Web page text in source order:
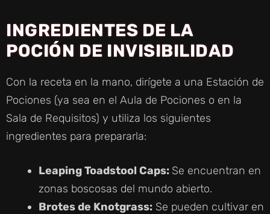
INGREDIENTES DE LA
POCIÓN DE INVISIBILIDAD
Con la receta en la mano, dirígete a una Estación de
Pociones (ya sea en el Aula de Pociones o en la
Sala de Requisitos) y utiliza los siguientes
ingredientes para prepararla:
Leaping Toadstool Caps: Se encuentran en
zonas boscosas del mundo abierto.
Brotes de Knotgrass: Se pueden cultivar en